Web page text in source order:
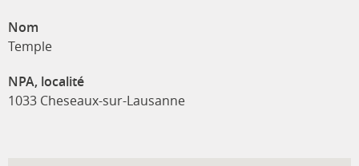
Nom
Temple
NPA, localité
1033 Cheseaux-sur-Lausanne